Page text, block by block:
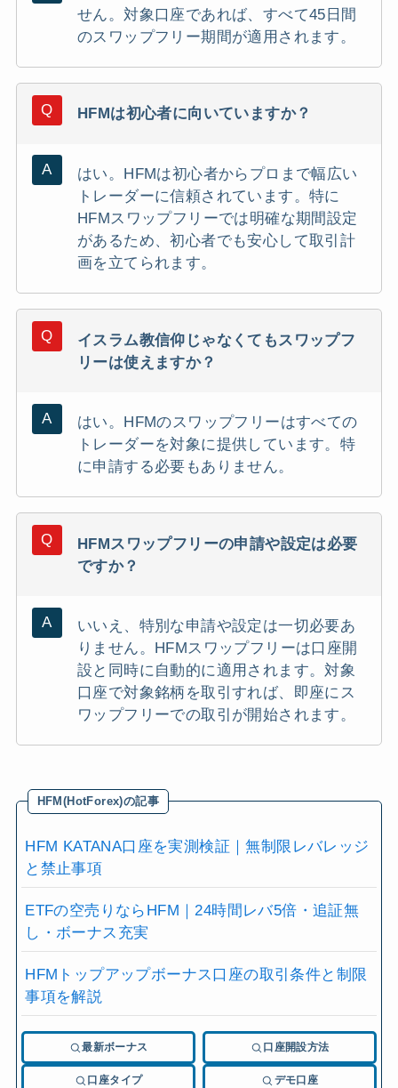
せん。対象口座であれば、すべて45日間
のスワップフリー期間が適用されます。
HFMは初心者に向いていますか？
はい。HFMは初心者からプロまで幅広い
トレーダーに信頼されています。特に
HFMスワップフリーでは明確な期間設定
があるため、初心者でも安心して取引計
画を立てられます。
イスラム教信仰じゃなくてもスワップフ
リーは使えますか？
はい。HFMのスワップフリーはすべての
トレーダーを対象に提供しています。特
に申請する必要もありません。
HFMスワップフリーの申請や設定は必要
ですか？
いいえ、特別な申請や設定は一切必要あ
りません。HFMスワップフリーは口座開
設と同時に自動的に適用されます。対象
口座で対象銘柄を取引すれば、即座にス
ワップフリーでの取引が開始されます。
HFM(HotForex)の記事
HFM KATANA口座を実測検証｜無制限レバレッジ
と禁止事項
ETFの空売りならHFM｜24時間レバ5倍・追証無
し・ボーナス充実
HFMトップアップボーナス口座の取引条件と制限
事項を解説
最新ボーナス 口座開設方法
口座タイプ デモ口座